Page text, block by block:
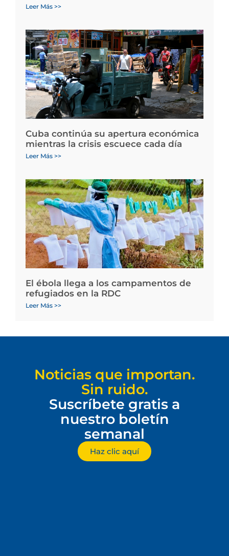
Leer Más >>
Cuba continúa su apertura económica
mientras la crisis escuece cada día
Leer Más >>
El ébola llega a los campamentos de
refugiados en la RDC
Leer Más >>
Noticias que importan.
Sin ruido.
Suscríbete gratis a
nuestro boletín
semanal
Haz clic aquí